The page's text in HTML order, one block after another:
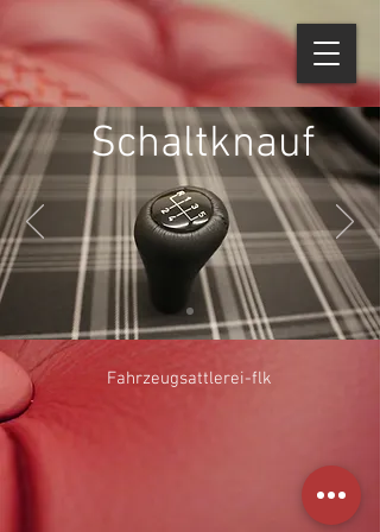
Schaltknauf
Fahrzeugsattlerei-flk